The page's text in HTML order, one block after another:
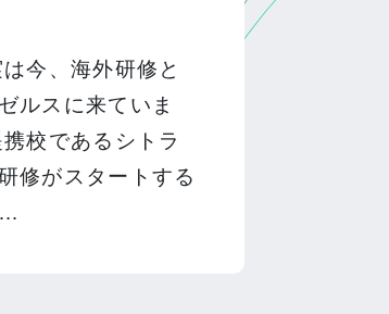
今、海外研修と
ルスに来ていま
校であるシトラ
修がスタートする